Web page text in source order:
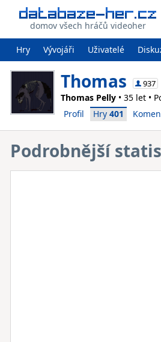
domov všech hráčů videoher
Hry Vývojáři Uživatelé
Thomas 937
Thomas Pelly • 35 let •
Profil
Hry 401
Podrobnější